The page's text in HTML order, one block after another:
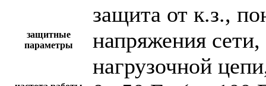
защитные
параметры
защита от к.з.,
напряжения
нагрузочной